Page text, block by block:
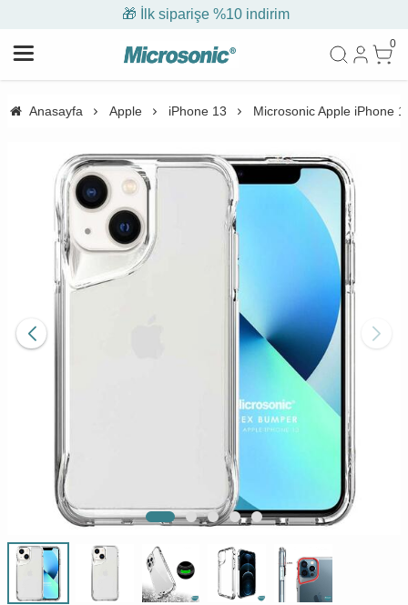
🎁 İlk siparişe %10 indirim
0
Anasayfa Apple iPhone 13 Microsonic Apple iPhone